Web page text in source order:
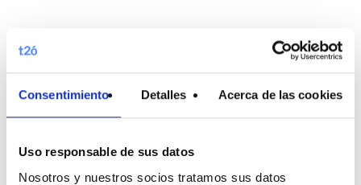
Consentimiento Detalles Acerca de las cookies
Uso responsable de sus datos
Nosotros y nuestros socios tratamos sus datos
t2ó México vuelve a
obtener la exclusiva
Partner Premier